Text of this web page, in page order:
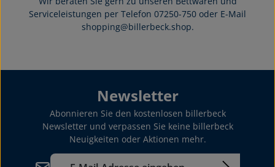
Serviceleistungen per Telefon 07250-750 oder E-Mail
shopping@billerbeck.shop.
Newsletter
Abonnieren Sie den kostenlosen billerbeck
Newsletter und verpassen Sie keine billerbeck
Neuigkeiten oder Aktionen mehr.
E-Mail-Adresse*